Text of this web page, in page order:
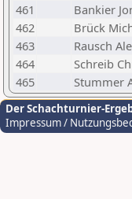
461
Bankier
462
Brück
463
Rausch
464
Schreib
465
Stummer
Der Schachturnier-
Impressum /